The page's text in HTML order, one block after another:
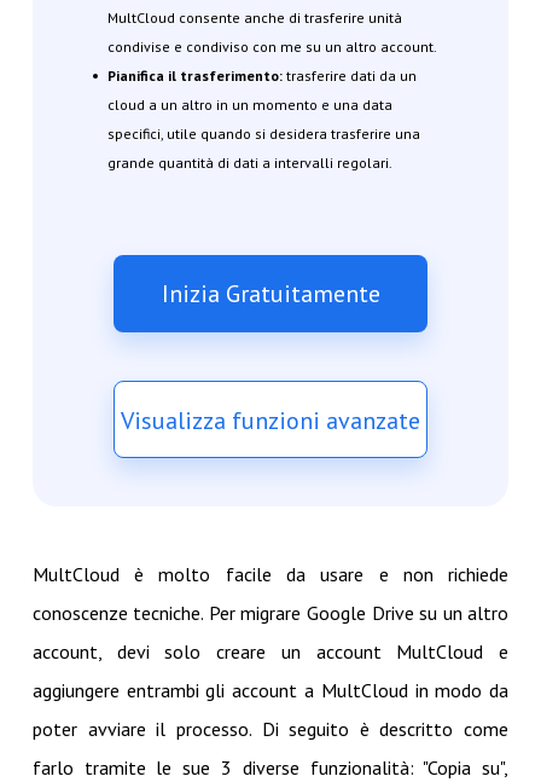
MultCloud consente anche di trasferire unità
condivise e condiviso con me su un altro account.
Pianifica il trasferimento: trasferire dati da un
cloud a un altro in un momento e una data
specifici, utile quando si desidera trasferire una
grande quantità di dati a intervalli regolari.
Inizia Gratuitamente
Visualizza funzioni avanzate
MultCloud è molto facile da usare e non richiede
conoscenze tecniche. Per migrare Google Drive su un altro
account, devi solo creare un account MultCloud e
aggiungere entrambi gli account a MultCloud in modo da
poter avviare il processo. Di seguito è descritto come
farlo tramite le sue 3 diverse funzionalità: "Copia su",